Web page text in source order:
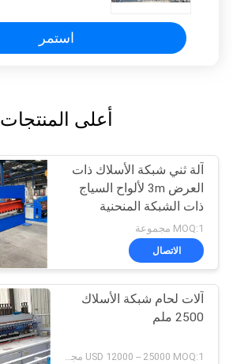
استمر
أعلى المنتجات
آلة ثني شبكة الأسلاك ذات
العرض 3m لألواح السياج
ذات الشبكة المنحنية
MOQ:1 مجموعة
الاتصال
آلات لحام شبكة الأسلاك
2500 ملم
USD 12000 -- 25000 MOQ:1 مجموعة